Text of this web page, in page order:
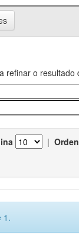
refinar o resultado
|
1.